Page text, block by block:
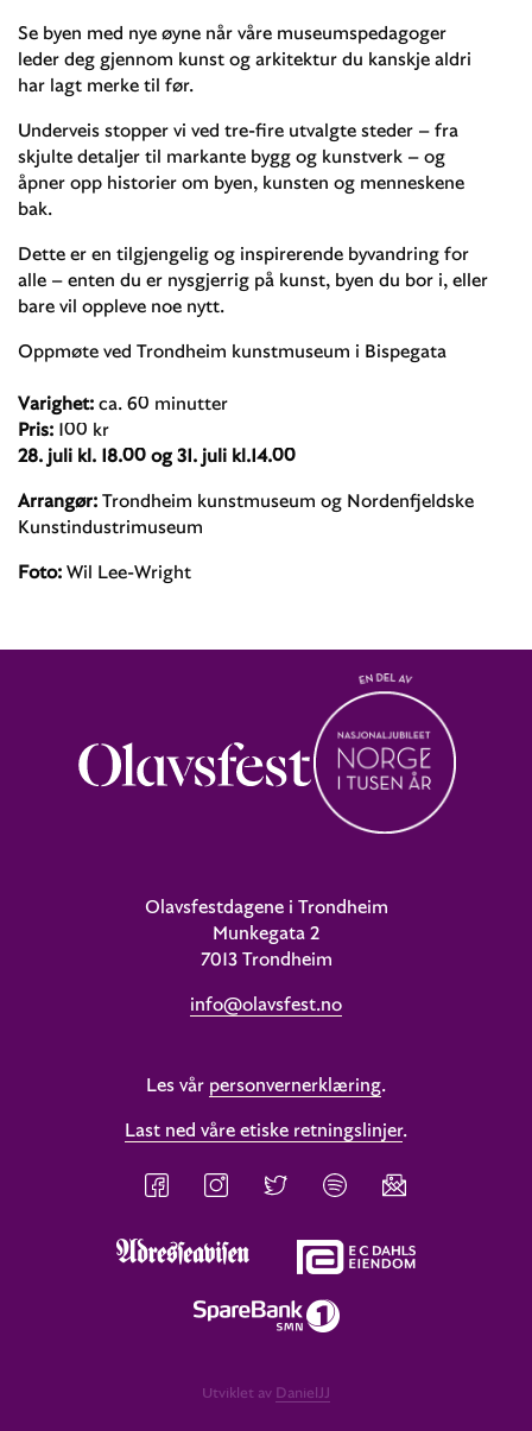
Se byen med nye øyne når våre museumspedagoger
leder deg gjennom kunst og arkitektur du kanskje aldri
har lagt merke til før.
Underveis stopper vi ved tre-fire utvalgte steder – fra
skjulte detaljer til markante bygg og kunstverk – og
åpner opp historier om byen, kunsten og menneskene
bak.
Dette er en tilgjengelig og inspirerende byvandring for
alle – enten du er nysgjerrig på kunst, byen du bor i, eller
bare vil oppleve noe nytt.
Oppmøte ved Trondheim kunstmuseum i Bispegata
Varighet: ca. 60 minutter
Pris: 100 kr
28. juli kl. 18.00 og 31. juli kl.14.00
Arrangør: Trondheim kunstmuseum og Nordenfjeldske
Kunstindustrimuseum
Foto: Wil Lee-Wright
Olavsfestdagene i Trondheim
Munkegata 2
7013 Trondheim
info@olavsfest.no
Les vår personvernerklæring.
Last ned våre etiske retningslinjer.
Utviklet av DanielJJ